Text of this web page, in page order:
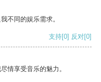
不同的娱乐需求。
支持[0] 反对[0]
情享受音乐的魅力。